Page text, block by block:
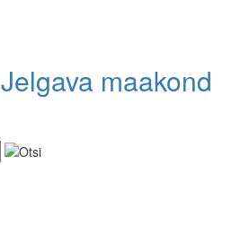
Jelgava maakond